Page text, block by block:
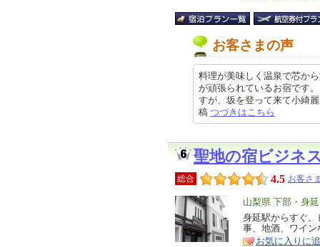
お客さまの声
料理が美味しく温泉で芯か
が頑張られているお宿です
すが、坂を登って来て小綺
稿 つづきはこちら
聖地の宿ビジネ
総合 4.5 お客さ
エ
リ
ア
山梨県 下部・身
特
徴
身延駅からすぐ
事、地酒、ワイ
お気に入りに